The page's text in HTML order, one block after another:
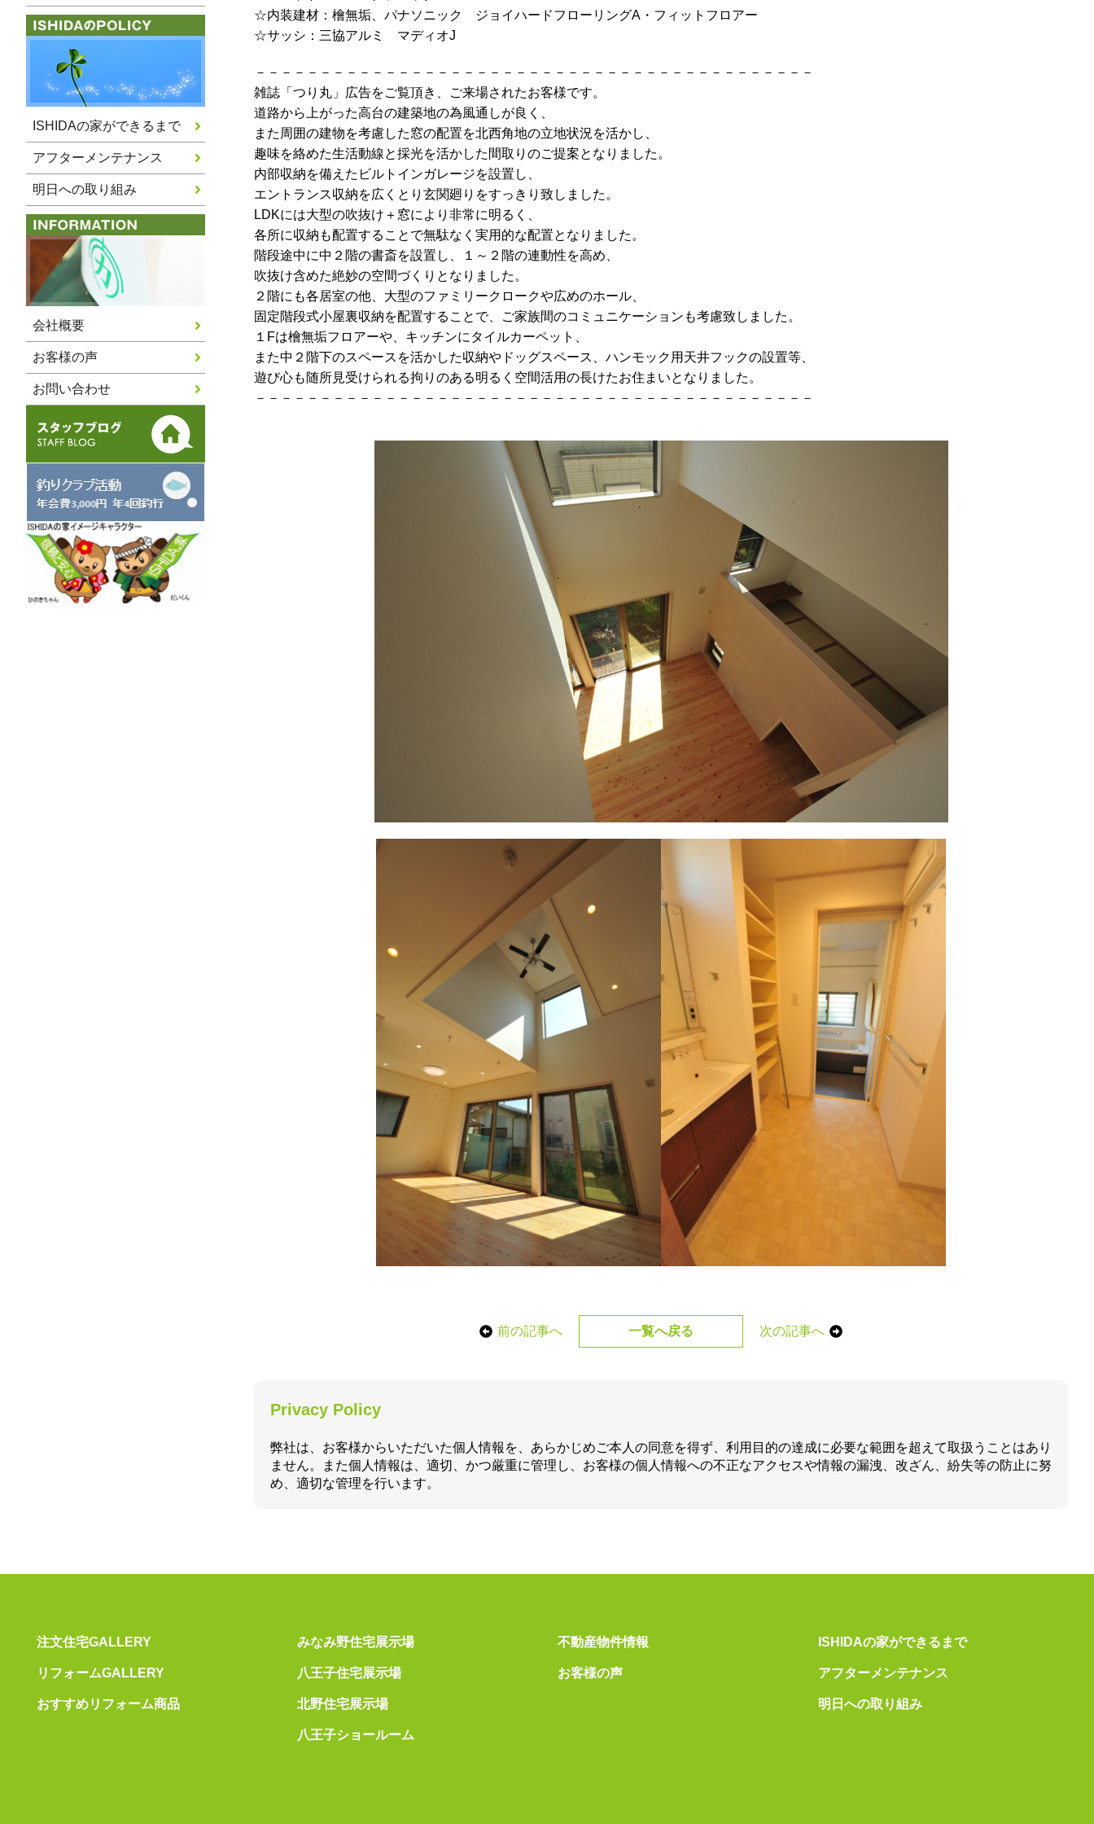
ISHIDAの家ができるまで
アフターメンテナンス
明日への取り組み
会社概要
お客様の声
お問い合わせ
☆内装建材：檜無垢、パナソニック ジョイハードフローリングA・フィットフロアー
☆サッシ：三協アルミ マディオJ
－－－－－－－－－－－－－－－－－－－－－－－－－－－－－－－－－－－－－－－－－－－
雑誌「つり丸」広告をご覧頂き、ご来場されたお客様です。
道路から上がった高台の建築地の為風通しが良く、
また周囲の建物を考慮した窓の配置を北西角地の立地状況を活かし、
趣味を絡めた生活動線と採光を活かした間取りのご提案となりました。
内部収納を備えたビルトインガレージを設置し、
エントランス収納を広くとり玄関廻りをすっきり致しました。
LDKには大型の吹抜け＋窓により非常に明るく、
各所に収納も配置することで無駄なく実用的な配置となりました。
階段途中に中２階の書斎を設置し、１～２階の連動性を高め、
吹抜け含めた絶妙の空間づくりとなりました。
２階にも各居室の他、大型のファミリークロークや広めのホール、
固定階段式小屋裏収納を配置することで、ご家族間のコミュニケーションも考慮致しました。
１Fは檜無垢フロアーや、キッチンにタイルカーペット、
また中２階下のスペースを活かした収納やドッグスペース、ハンモック用天井フックの設置等、
遊び心も随所見受けられる拘りのある明るく空間活用の長けたお住まいとなりました。
－－－－－－－－－－－－－－－－－－－－－－－－－－－－－－－－－－－－－－－－－－－
前の記事へ 一覧へ戻る 次の記事へ
Privacy Policy
弊社は、お客様からいただいた個人情報を、あらかじめご本人の同意を得ず、利用目的の達成に必要な範囲を超えて取扱うことはあり
ません。また個人情報は、適切、かつ厳重に管理し、お客様の個人情報への不正なアクセスや情報の漏洩、改ざん、紛失等の防止に努
め、適切な管理を行います。
注文住宅GALLERY
リフォームGALLERY
おすすめリフォーム商品
みなみ野住宅展示場
八王子住宅展示場
北野住宅展示場
八王子ショールーム
不動産物件情報
お客様の声
ISHIDAの家ができるまで
アフターメンテナンス
明日への取り組み